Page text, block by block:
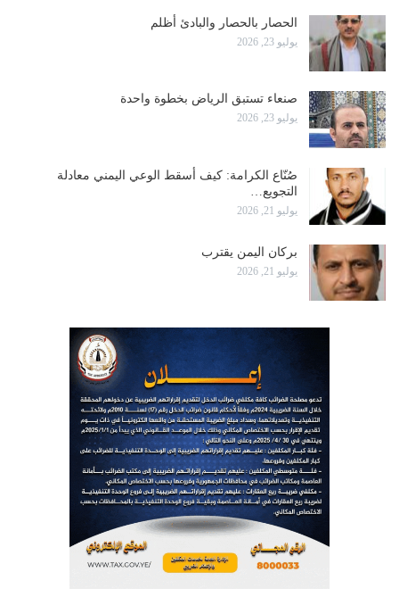
الحصار بالحصار والبادئ أظلم
يوليو 23, 2026
صنعاء تستبق الرياض بخطوة واحدة
يوليو 23, 2026
صُنّاع الكرامة: كيف أسقط الوعي اليمني معادلة
التجويع…
يوليو 21, 2026
بركان اليمن يقترب
يوليو 21, 2026